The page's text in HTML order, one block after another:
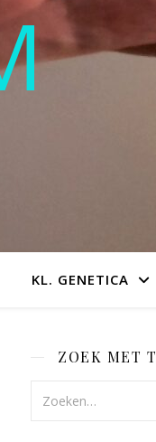
KL. GENETICA
ZOEK MET